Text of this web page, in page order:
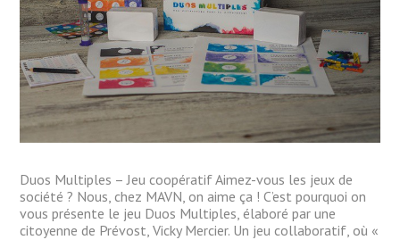
Duos Multiples – Jeu coopératif Aimez-vous les jeux de
société ? Nous, chez MAVN, on aime ça ! C’est pourquoi on
vous présente le jeu Duos Multiples, élaboré par une
citoyenne de Prévost, Vicky Mercier. Un jeu collaboratif, où «